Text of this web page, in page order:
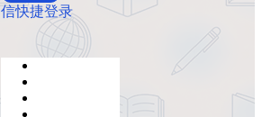
信快捷登录